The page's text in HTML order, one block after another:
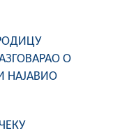
О
НАЈАВИО